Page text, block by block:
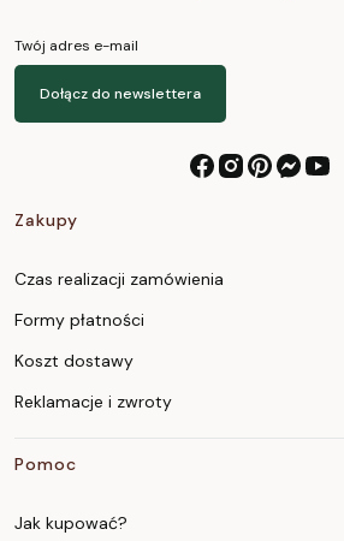
Twój adres e-mail
Dołącz do newslettera
Linki w stopce
Zakupy
Czas realizacji zamówienia
Formy płatności
Koszt dostawy
Reklamacje i zwroty
Pomoc
Jak kupować?